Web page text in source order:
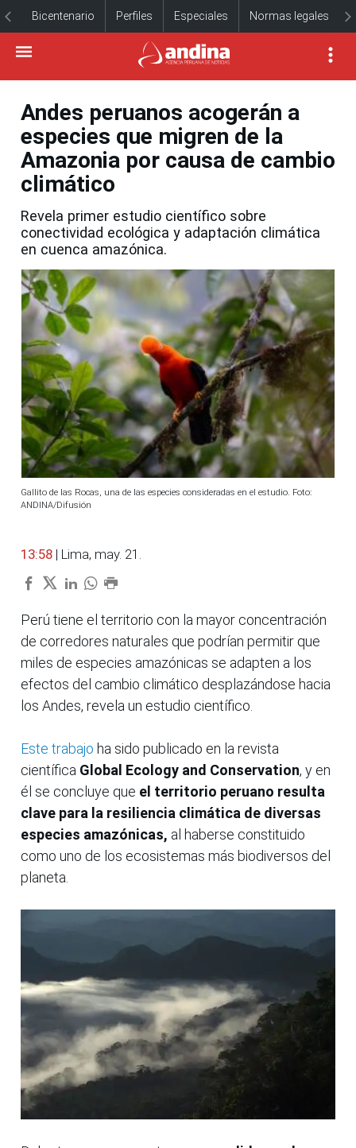
Bicentenario Perfiles Especiales Normas legales
Andes peruanos acogerán a
especies que migren de la
Amazonia por causa de cambio
climático
Revela primer estudio científico sobre
conectividad ecológica y adaptación climática
en cuenca amazónica.
Gallito de las Rocas, una de las especies consideradas en el estudio. Foto:
ANDINA/Difusión
13:58 | Lima, may. 21.
Perú tiene el territorio con la mayor concentración
de corredores naturales que podrían permitir que
miles de especies amazónicas se adapten a los
efectos del cambio climático desplazándose hacia
los Andes, revela un estudio científico.
Este trabajo ha sido publicado en la revista
científica Global Ecology and Conservation, y en
él se concluye que el territorio peruano resulta
clave para la resiliencia climática de diversas
especies amazónicas, al haberse constituido
como uno de los ecosistemas más biodiversos del
planeta.